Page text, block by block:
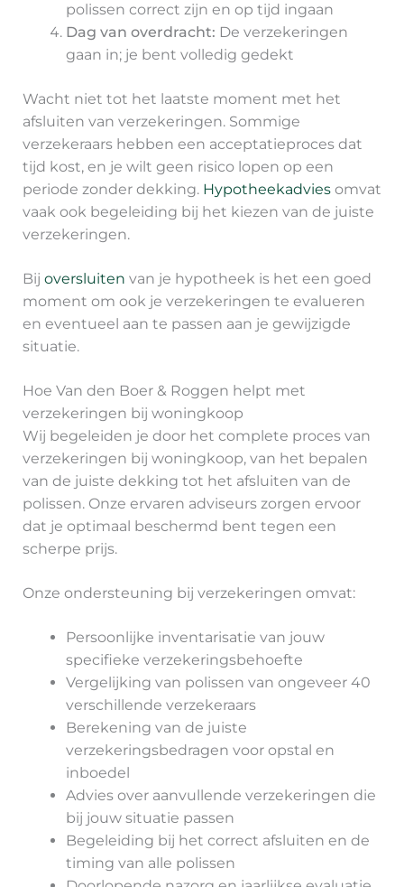
polissen correct zijn en op tijd ingaan
Dag van overdracht: De verzekeringen
gaan in; je bent volledig gedekt
Wacht niet tot het laatste moment met het
afsluiten van verzekeringen. Sommige
verzekeraars hebben een acceptatieproces dat
tijd kost, en je wilt geen risico lopen op een
periode zonder dekking. Hypotheekadviesomvat
vaak ook begeleiding bij het kiezen van de juiste
verzekeringen.
Bij oversluiten van je hypotheek is het een goed
moment om ook je verzekeringen te evalueren
en eventueel aan te passen aan je gewijzigde
situatie.
Hoe Van den Boer & Roggen helpt met
verzekeringen bij woningkoop
Wij begeleiden je door het complete proces van
verzekeringen bij woningkoop, van het bepalen
van de juiste dekking tot het afsluiten van de
polissen. Onze ervaren adviseurs zorgen ervoor
dat je optimaal beschermd bent tegen een
scherpe prijs.
Onze ondersteuning bij verzekeringen omvat:
Persoonlijke inventarisatie van jouw
specifieke verzekeringsbehoefte
Vergelijking van polissen van ongeveer 40
verschillende verzekeraars
Berekening van de juiste
verzekeringsbedragen voor opstal en
inboedel
Advies over aanvullende verzekeringen die
bij jouw situatie passen
Begeleiding bij het correct afsluiten en de
timing van alle polissen